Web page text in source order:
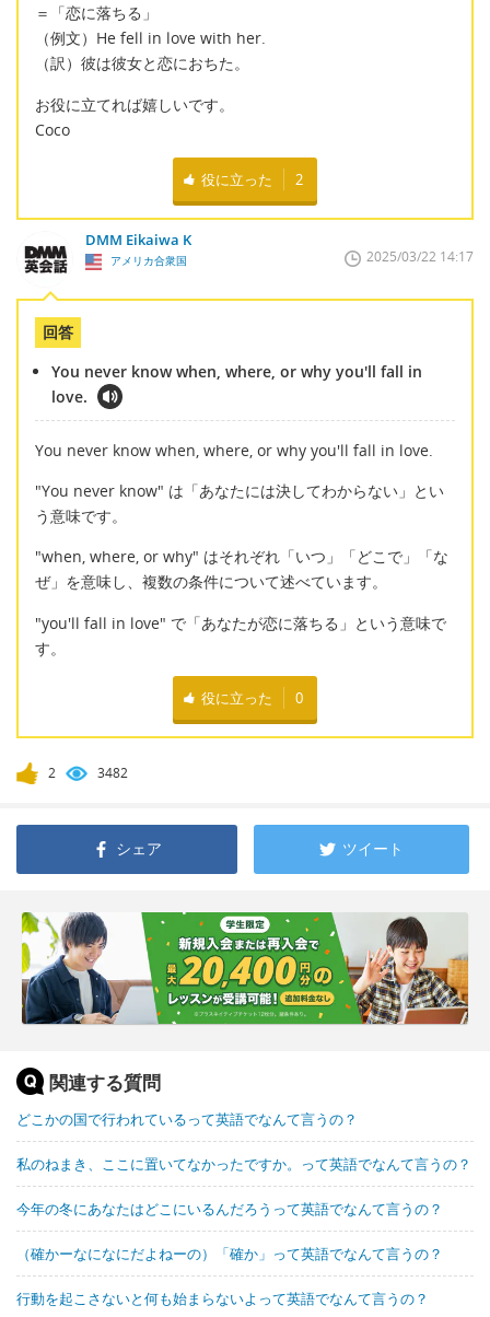
＝「恋に落ちる」
（例文）He fell in love with her.
（訳）彼は彼女と恋におちた。
お役に立てれば嬉しいです。
Coco
役に立った 2
DMM Eikaiwa K
アメリカ合衆国 2025/03/22 14:17
回答
You never know when, where, or why you'll fall in
love.
You never know when, where, or why you'll fall in love.
"You never know" は「あなたには決してわからない」とい
う意味です。
"when, where, or why" はそれぞれ「いつ」「どこで」「な
ぜ」を意味し、複数の条件について述べています。
"you'll fall in love" で「あなたが恋に落ちる」という意味で
す。
役に立った 0
2 3482
シェア ツイート
関連する質問
どこかの国で行われているって英語でなんて言うの？
私のねまき、ここに置いてなかったですか。って英語でなんて言うの？
今年の冬にあなたはどこにいるんだろうって英語でなんて言うの？
（確かーなになにだよねーの）「確か」って英語でなんて言うの？
行動を起こさないと何も始まらないよって英語でなんて言うの？